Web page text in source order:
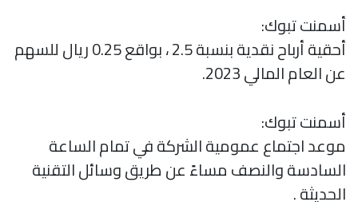
أسمنت تبوك:
أحقية أرباح نقدية بنسبة 2.5 ، بواقع 0.25 ريال للسهم
عن العام المالي 2023.
أسمنت تبوك:
موعد اجتماع عمومية الشركة في تمام الساعة
السادسة والنصف مساءً عن طريق وسائل التقنية
الحديثة .